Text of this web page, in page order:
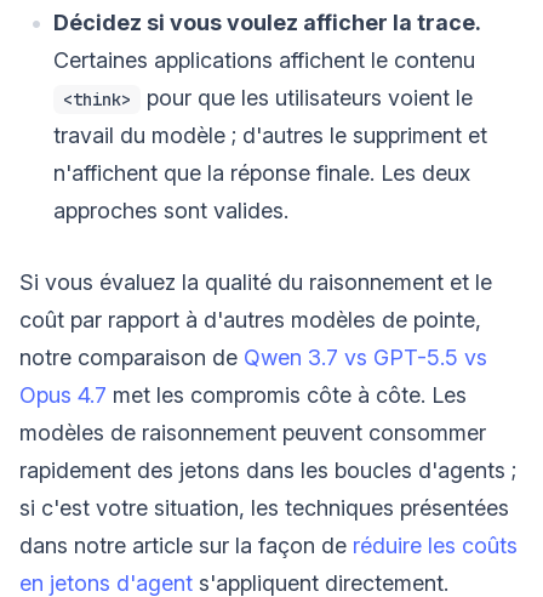
Décidez si vous voulez afficher la trace.
Certaines applications affichent le contenu
<think>
pour que les utilisateurs voient le
travail du modèle ; d'autres le suppriment et
n'affichent que la réponse finale. Les deux
approches sont valides.
Si vous évaluez la qualité du raisonnement et le
coût par rapport à d'autres modèles de pointe,
notre comparaison de Qwen 3.7 vs GPT-5.5 vs
Opus 4.7 met les compromis côte à côte. Les
modèles de raisonnement peuvent consommer
rapidement des jetons dans les boucles d'agents ;
si c'est votre situation, les techniques présentées
dans notre article sur la façon de réduire les coûts
en jetons d'agent s'appliquent directement.